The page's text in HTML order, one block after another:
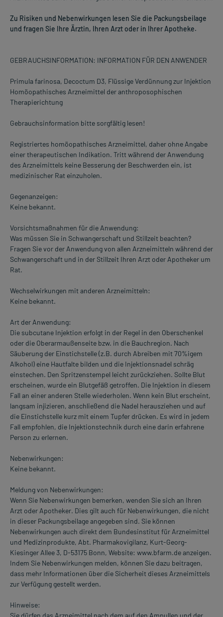
Zu Risiken und Nebenwirkungen lesen Sie die Packungsbeilage
und fragen Sie Ihre Ärztin, Ihren Arzt oder in Ihrer Apotheke.
GEBRAUCHSINFORMATION: INFORMATION FÜR DEN ANWENDER
Primula farinosa, Decoctum D3, Flüssige Verdünnung zur Injektion
Homöopathisches Arzneimittel der anthroposophischen
Therapierichtung
Gebrauchsinformation bitte sorgfältig lesen!
Registriertes homöopathisches Arzneimittel, daher ohne Angabe
einer therapeutischen Indikation. Tritt während der Anwendung
des Arzneimittels keine Besserung der Beschwerden ein, ist
medizinischer Rat einzuholen.
Gegenanzeigen:
Keine bekannt.
Vorsichtsmaßnahmen für die Anwendung:
Was müssen Sie in Schwangerschaft und Stillzeit beachten?
Fragen Sie vor der Anwendung von allen Arzneimitteln während der
Schwangerschaft und in der Stillzeit Ihren Arzt oder Apotheker um
Rat.
Wechselwirkungen mit anderen Arzneimitteln:
Keine bekannt.
Art der Anwendung:
Die subcutane Injektion erfolgt in der Regel in den Oberschenkel
oder die Oberarmaußenseite bzw. in die Bauchregion. Nach
Säuberung der Einstichstelle (z.B. durch Abreiben mit 70%igem
Alkohol) eine Hautfalte bilden und die Injektionsnadel schräg
einstechen. Den Spritzenstempel leicht zurückziehen. Sollte Blut
erscheinen, wurde ein Blutgefäß getroffen. Die Injektion in diesem
Fall an einer anderen Stelle wiederholen. Wenn kein Blut erscheint,
langsam injizieren, anschließend die Nadel herausziehen und auf
die Einstichstelle kurz mit einem Tupfer drücken. Es wird in jedem
Fall empfohlen, die Injektionstechnik durch eine darin erfahrene
Person zu erlernen.
Nebenwirkungen:
Keine bekannt.
Meldung von Nebenwirkungen:
Wenn Sie Nebenwirkungen bemerken, wenden Sie sich an Ihren
Arzt oder Apotheker. Dies gilt auch für Nebenwirkungen, die nicht
in dieser Packungsbeilage angegeben sind. Sie können
Nebenwirkungen auch direkt dem Bundesinstitut für Arzneimittel
und Medizinprodukte, Abt. Pharmakovigilanz, Kurt-Georg-
Kiesinger Allee 3, D-53175 Bonn, Website: www.bfarm.de anzeigen.
Indem Sie Nebenwirkungen melden, können Sie dazu beitragen,
dass mehr Informationen über die Sicherheit dieses Arzneimittels
zur Verfügung gestellt werden.
Hinweise:
Sie dürfen das Arzneimittel nach dem auf den Ampullen und der